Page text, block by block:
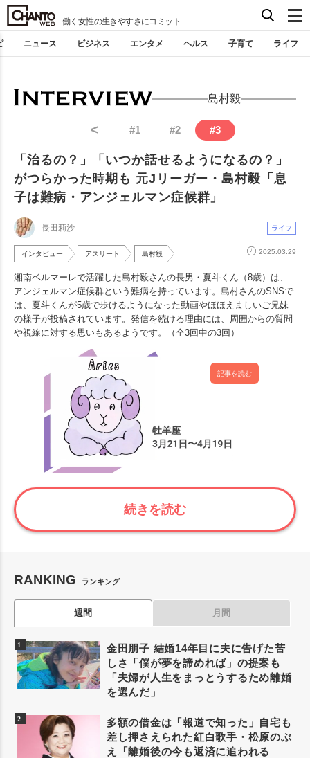
働く女性の生きやすさにコミット
ニュース ビジネス エンタメ ヘルス 子育て ライフ
島村毅
< #1 #2 #3
「治るの？」「いつか話せるようになるの？」
がつらかった時期も 元Jリーガー・島村毅「息
子は難病・アンジェルマン症候群」
長田莉沙 ライフ
インタビュー アスリート 島村毅 2025.03.29
湘南ベルマーレで活躍した島村毅さんの長男・夏斗くん（8歳）は、
アンジェルマン症候群という難病を持っています。島村さんのSNSで
は、夏斗くんが5歳で歩けるようになった動画やほほえましいご兄妹
の様子が投稿されています。発信を続ける理由には、周囲からの質問
や視線に対する思いもあるようです。（全3回中の3回）
記事を読む
続きを読む
RANKING ランキング
週間 月間
金田朋子 結婚14年目に夫に告げた苦
しさ「僕が夢を諦めれば」の提案も
「夫婦が人生をまっとうするため離婚
を選んだ」
多額の借金は「報道で知った」自宅も
差し押さえられた紅白歌手・松原のぶ
え「離婚後の今も返済に追われる